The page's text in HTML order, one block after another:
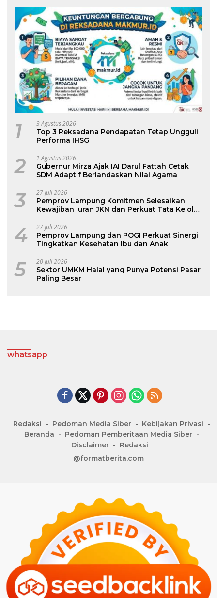
1 3 Agustus 2026
Top 3 Reksadana Pendapatan Tetap Ungguli
Performa IHSG
2 1 Agustus 2026
Gubernur Mirza Ajak IAI Darul Fattah Cetak
SDM Adaptif Berlandaskan Nilai Agama
3 27 Juli 2026
Pemprov Lampung Komitmen Selesaikan
Kewajiban Iuran JKN dan Perkuat Tata Kelola
4 27 Juli 2026
Pemprov Lampung dan POGI Perkuat Sinergi
Tingkatkan Kesehatan Ibu dan Anak
5 20 Juli 2026
Sektor UMKM Halal yang Punya Potensi Pasar
Paling Besar
whatsapp
Redaksi Pedoman Media Siber
Kebijakan Privasi
Beranda
Pedoman Pemberitaan Media Siber
Disclaimer
Redaksi
@formatberita.com